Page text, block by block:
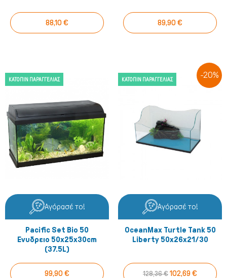
88,10 € 89,90 €
ΚΑΤΌΠΙΝ ΠΑΡΑΓΓΕΛΊΑΣ
Αγόρασέ το!
Pacific Set Bio 50
Ενυδρειο 50x25x30cm
(37.5L)
99,90 €
-20%
ΚΑΤΌΠΙΝ ΠΑΡΑΓΓΕΛΊΑΣ
Αγόρασέ το!
OceanMax Turtle Tank 50
Liberty 50x26x21/30
128,36 € 102,69 €